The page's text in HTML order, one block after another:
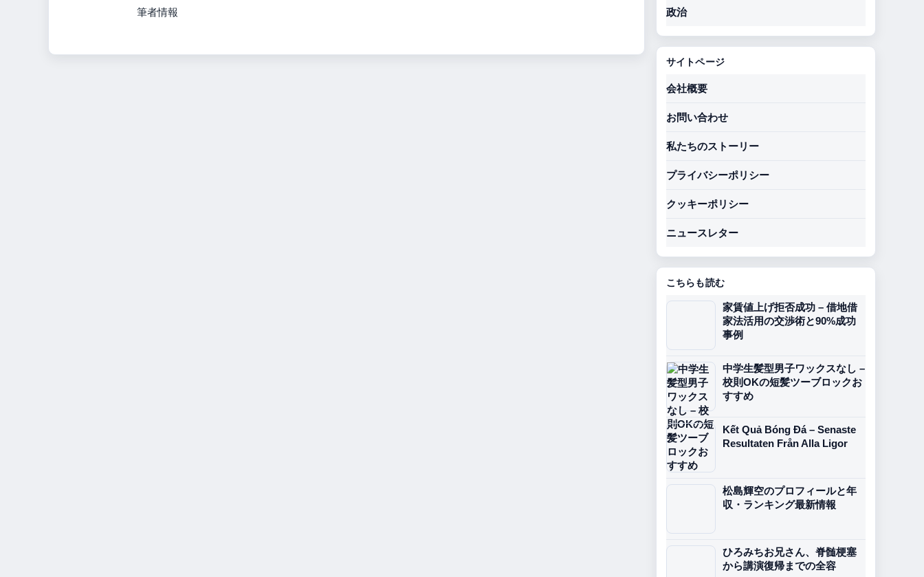
筆者情報 政治
サイトページ
会社概要
お問い合わせ
私たちのストーリー
プライバシーポリシー
クッキーポリシー
ニュースレター
こちらも読む
家賃値上げ拒否成功 – 借地借
家法活用の交渉術と90%成功
事例
中学生髪型男子ワックスなし –
校則OKの短髪ツーブロックお
すすめ
Kết Quả Bóng Đá – Senaste
Resultaten Från Alla Ligor
松島輝空のプロフィールと年
収・ランキング最新情報
ひろみちお兄さん、脊髄梗塞
から講演復帰までの全容